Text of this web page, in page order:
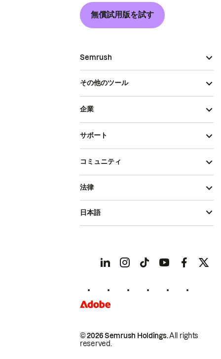
無償試用版を試す
Semrush
その他のツール
企業
サポート
コミュニティ
© 2026 Semrush Holdings.All rights
reserved.
法律
日本語